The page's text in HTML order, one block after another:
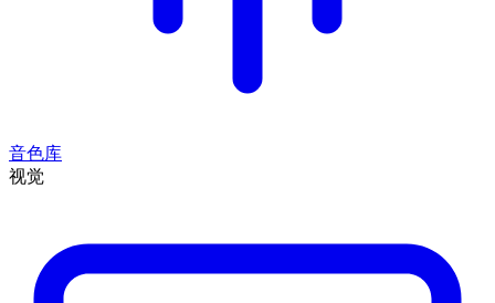
音色库
视觉